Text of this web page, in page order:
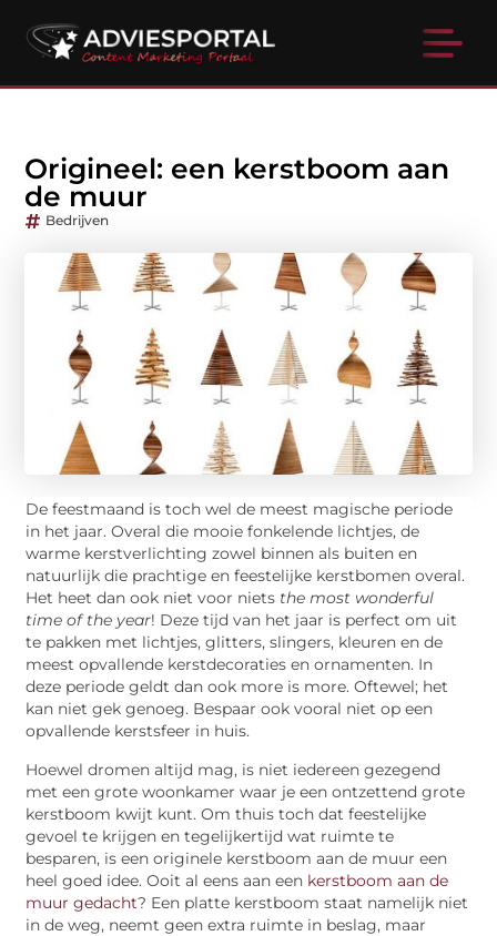
Origineel: een kerstboom aan
de muur
Bedrijven
De feestmaand is toch wel de meest magische periode
in het jaar. Overal die mooie fonkelende lichtjes, de
warme kerstverlichting zowel binnen als buiten en
natuurlijk die prachtige en feestelijke kerstbomen overal.
Het heet dan ook niet voor niets the most wonderful
time of the year! Deze tijd van het jaar is perfect om uit
te pakken met lichtjes, glitters, slingers, kleuren en de
meest opvallende kerstdecoraties en ornamenten. In
deze periode geldt dan ook more is more. Oftewel; het
kan niet gek genoeg. Bespaar ook vooral niet op een
opvallende kerstsfeer in huis.
Hoewel dromen altijd mag, is niet iedereen gezegend
met een grote woonkamer waar je een ontzettend grote
kerstboom kwijt kunt. Om thuis toch dat feestelijke
gevoel te krijgen en tegelijkertijd wat ruimte te
besparen, is een originele kerstboom aan de muur een
heel goed idee. Ooit al eens aan een kerstboom aan de
muur gedacht? Een platte kerstboom staat namelijk niet
in de weg, neemt geen extra ruimte in beslag, maar